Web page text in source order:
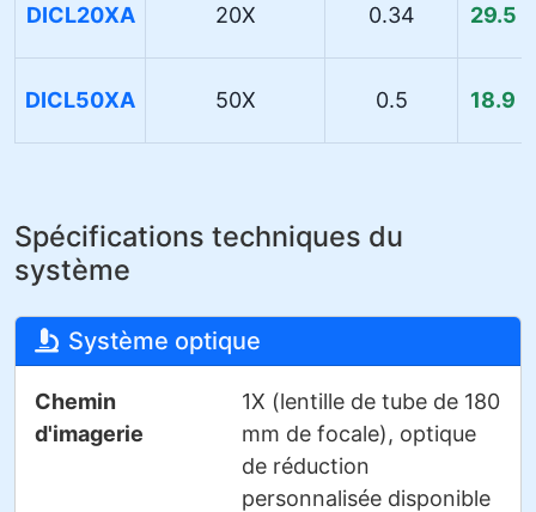
DICL20XA 20X 0.34 29.5
DICL50XA 50X 0.5 18.9
Spécifications techniques du
système
Système optique
Chemin
d'imagerie
1X (lentille de tube de 180
mm de focale), optique
de réduction
personnalisée disponible